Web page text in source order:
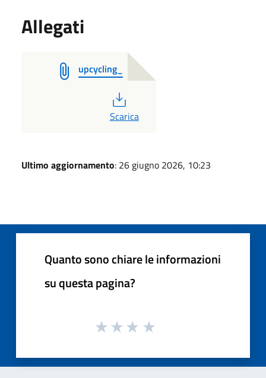
Allegati
upcycling_
PDF
Scarica
Ultimo aggiornamento: 26 giugno 2026, 10:23
Quanto sono chiare le informazioni
su questa pagina?